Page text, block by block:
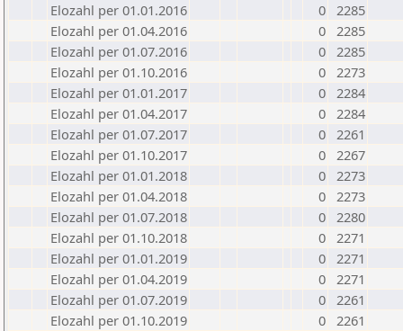
Elozahl per 01.01.2016
0 2285
Elozahl per 01.04.2016
0 2285
Elozahl per 01.07.2016
0 2285
Elozahl per 01.10.2016
0 2273
Elozahl per 01.01.2017
0 2284
Elozahl per 01.04.2017
0 2284
Elozahl per 01.07.2017
0 2261
Elozahl per 01.10.2017
0 2267
Elozahl per 01.01.2018
0 2273
Elozahl per 01.04.2018
0 2273
Elozahl per 01.07.2018
0 2280
Elozahl per 01.10.2018
0 2271
Elozahl per 01.01.2019
0 2271
Elozahl per 01.04.2019
0 2271
Elozahl per 01.07.2019
0 2261
Elozahl per 01.10.2019
0 2261